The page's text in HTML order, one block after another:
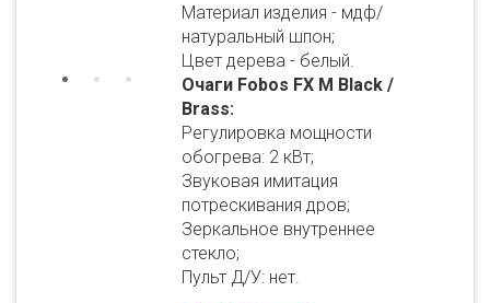
Материал изделия - мдф/
натуральный шпон;
Цвет дерева - белый.
Очаги Fobos FX M Black /
Brass:
Регулировка мощности
обогрева: 2 кВт;
Звуковая имитация
потрескивания дров;
Зеркальное внутреннее
стекло;
Пульт Д/У: нет.